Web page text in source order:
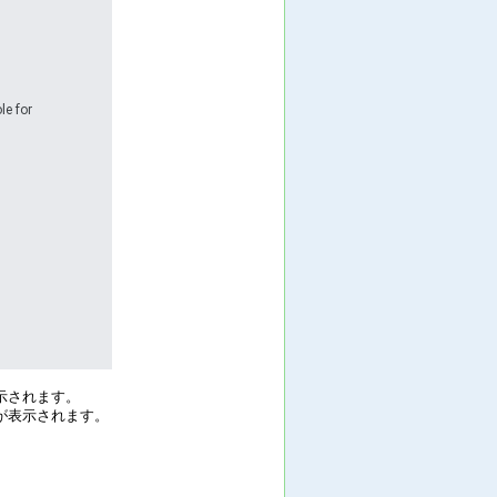
for
れます。
示されます。